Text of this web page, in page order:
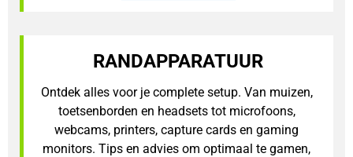
RANDAPPARATUUR
Ontdek alles voor je complete setup. Van muizen,
toetsenborden en headsets tot microfoons,
webcams, printers, capture cards en gaming
monitors. Tips en advies om optimaal te gamen,